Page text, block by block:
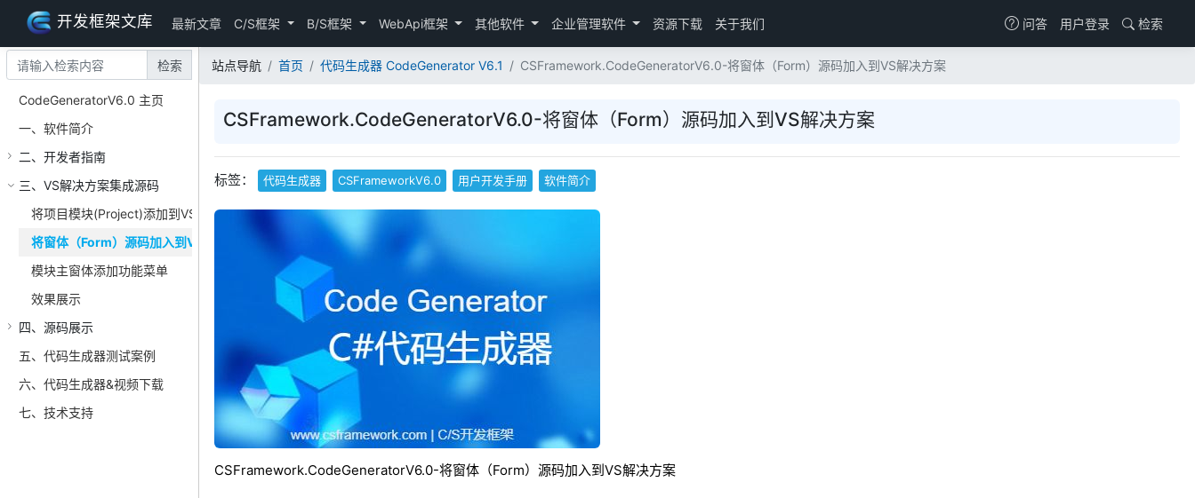
开发框架文库 最新文章 C/S框架 B/S框架 WebApi框架 其他软件 企业管理软件 资源下载 关于我们 问答 用户登录 检索
检索
CodeGeneratorV6.0 主页
一、软件简介
二、开发者指南
三、VS解决方案集成源码
将项目模块(Project)添加到VS解决方案
将窗体（Form）源码加入到VS解决方案
模块主窗体添加功能菜单
效果展示
四、源码展示
五、代码生成器测试案例
六、代码生成器&视频下载
七、技术支持
站点导航 首页 代码生成器 CodeGenerator V6.1 CSFramework.CodeGeneratorV6.0-将窗体（Form）源码加入到VS解决方案
CSFramework.CodeGeneratorV6.0-将窗体（Form）源码加入到VS解决方案
标签： 代码生成器 CSFrameworkV6.0 用户开发手册 软件简介
CSFramework.CodeGeneratorV6.0-将窗体（Form）源码加入到VS解决方案